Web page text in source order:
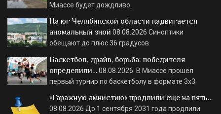
Миассе будет дождливо.
На юг Челябинской области надвигается
аномальный зной 08.08.2026 Синоптики
обещают до плюс 36 градусов.
Баскетбол, драйв, борьба: победителя
определили…08.08.2026 В Миассе прошел
первый турнир по баскетболу в формате 3х3.
«Гаражную амнистию» продлили еще на пять…
08.08.2026 До 1 сентября 2031 года продлили